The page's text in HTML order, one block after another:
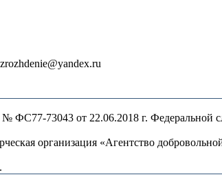
73043 от 22.06.2018 г. Федеральной
организация «Агентство